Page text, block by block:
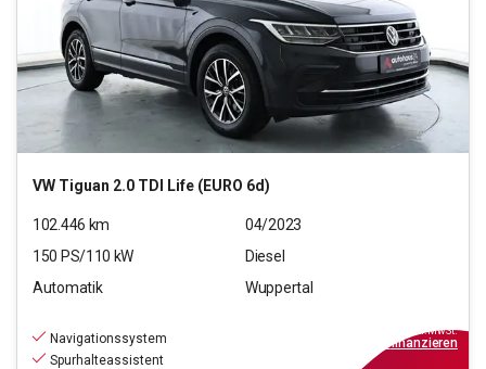
VW Tiguan 2.0 TDI Life (EURO 6d)
102.446 km
04/2023
150 PS/110 kW
Diesel
Automatik
Wuppertal
Navigationssystem
Spurhalteassistent
inkl.MwSt.
finanzieren